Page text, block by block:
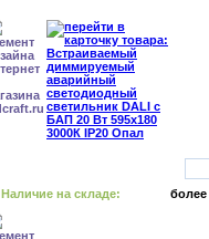
Наличие на складе: более